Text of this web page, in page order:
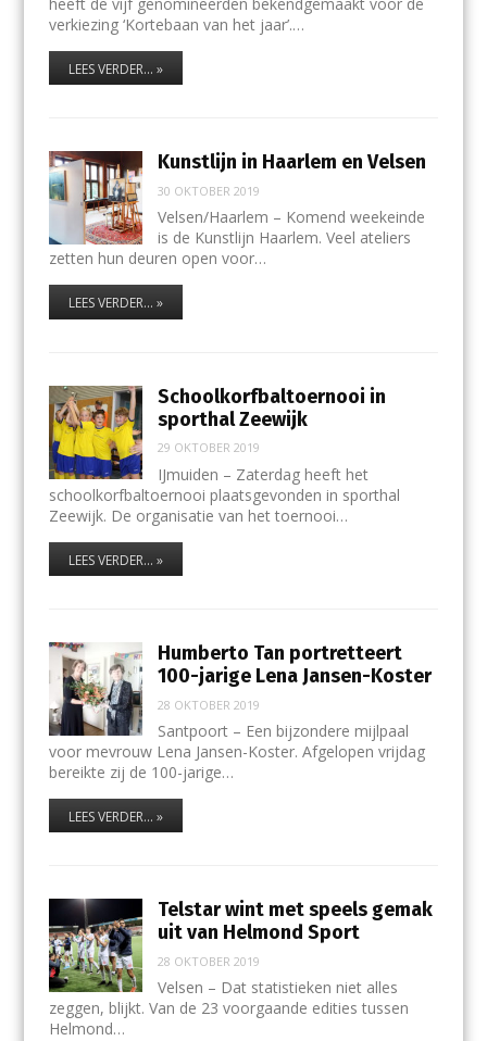
verkiezing ‘Kortebaan van het jaar’.…
LEES VERDER... »
Kunstlijn in Haarlem en Velsen
30 OKTOBER 2019
Velsen/Haarlem – Komend weekeinde
is de Kunstlijn Haarlem. Veel ateliers
zetten hun deuren open voor…
LEES VERDER... »
Schoolkorfbaltoernooi in
sporthal Zeewijk
29 OKTOBER 2019
IJmuiden – Zaterdag heeft het
schoolkorfbaltoernooi plaatsgevonden in sporthal
Zeewijk. De organisatie van het toernooi…
LEES VERDER... »
Humberto Tan portretteert
100-jarige Lena Jansen-Koster
28 OKTOBER 2019
Santpoort – Een bijzondere mijlpaal
voor mevrouw Lena Jansen-Koster. Afgelopen vrijdag
bereikte zij de 100-jarige…
LEES VERDER... »
Telstar wint met speels gemak
uit van Helmond Sport
28 OKTOBER 2019
Velsen – Dat statistieken niet alles
zeggen, blijkt. Van de 23 voorgaande edities tussen
Helmond…